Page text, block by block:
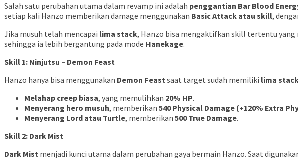
Salah satu perubahan utama dalam revamp ini adalah penggantian Bar Blood
setiap kali Hanzo memberikan damage menggunakan Basic Attack atau skill,
Jika musuh telah mencapai lima stack, Hanzo bisa mengaktifkan skill tertentu
sehingga ia lebih bergantung pada mode Hanekage.
Skill 1: Ninjutsu – Demon Feast
Hanzo hanya bisa menggunakan Demon Feastsaat target sudah memiliki lima
Melahap creep biasa, yang memulihkan 20% HP.
Menyerang hero musuh, memberikan 540 Physical Damage (+120% Extra
Menyerang Lord atau Turtle, memberikan 500 True Damage.
Skill 2: Dark Mist
Dark Mist menjadi kunci utama dalam perubahan gaya bermain Hanzo. Saat